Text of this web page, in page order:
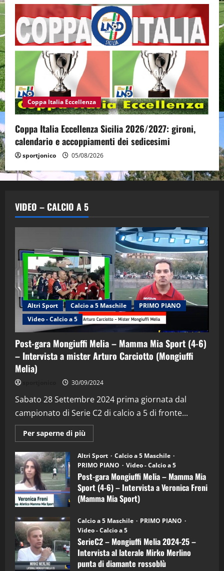
Coppa Italia Eccellenza
Coppa Italia Eccellenza Sicilia 2026/2027: gironi,
calendario e accoppiamenti dei sedicesimi
sportjonico 05/08/2026
VIDEO – CALCIO A 5
Altri Sport Calcio a 5 Maschile
PRIMO PIANO
Video - Calcio a 5
Post-gara Mongiuffi Melia – Mamma Mia Sport (4-6)
– Intervista a mister Arturo Carciotto (Mongiuffi
Melia)
30/09/2024
Sabato 28 Settembre 2024 prima giornata dal
campionato di Serie C2 di calcio a 5 di fronte...
Per saperne di più
informazioni
Post-
gara
Mongiuffi
Melia
–
Mamma
Mia
Sport
6)
–
Intervista
a
mister
Arturo
Carciotto
(Mongiuffi
Altri Sport
Calcio a 5 Maschile
PRIMO PIANO
Video - Calcio a 5
Post-gara Mongiuffi Melia – Mamma Mia
Sport (4-6) – Intervista a Veronica Freni
(Mamma Mia Sport)
Calcio a 5 Maschile
PRIMO PIANO
Video - Calcio a 5
SerieC2 – Mongiuffi Melia 2024-25 –
Intervista al laterale Mirko Merlino
punta di diamante rossoblù
2
“SportEmpire” in Podcast: 29^ Puntata
(Martedi 28 Aprile 2026)
28/04/2026
3
"SportEmpire" in Podcast
“SportEmpire” in Podcast: 28^ Puntata
(Martedi 21 Aprile 2026)
21/04/2026
4
“SportEmpire” in Podcast: 27^ Puntata
(Martedi 14 Aprile 2026)
15/04/2026